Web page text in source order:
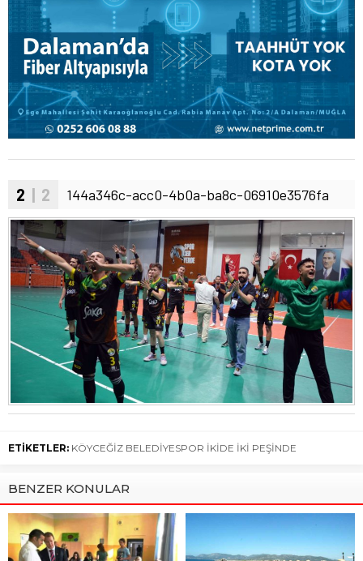
2 | 2 144a346c-acc0-4b0a-ba8c-06910e3576fa
ETİKETLER: KÖYCEĞİZ BELEDİYESPOR İKİDE İKİ PEŞİNDE
BENZER KONULAR